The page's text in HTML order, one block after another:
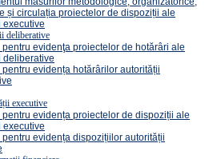
și circulația proiectelor de dispoziții ale
executive
deliberative
pentru evidenţa proiectelor de hotărâri ale
deliberative
pentru evidența hotărârilor autorității
executive
pentru evidența proiectelor de dispoziții ale
executive
pentru evidența dispozițiilor autorității